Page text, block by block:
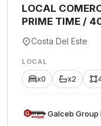
LOCAL
PRIME TIME /
Costa Del Este
LOCAL
x0 x2